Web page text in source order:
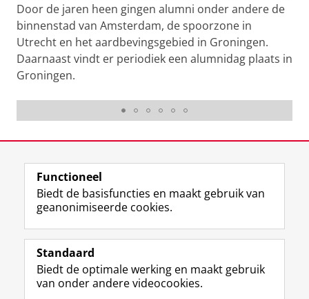
Door de jaren heen gingen alumni onder andere de
binnenstad van Amsterdam, de spoorzone in
Utrecht en het aardbevingsgebied in Groningen.
Daarnaast vindt er periodiek een alumnidag plaats in
Groningen.
View this page in:English
Volg de RUG
F
a
e
b
L
i
k
e
R
S
-
f
I
n
t
Y
o
T
Studiekiezers
Functioneel
Biedt de basisfuncties en maakt gebruik van
geanonimiseerde cookies.
Standaard
Biedt de optimale werking en maakt gebruik
van onder andere videocookies.